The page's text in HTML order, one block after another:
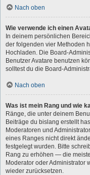
Nach oben
Wie verwende ich einen
In deinem persönlichen
der folgenden vier Methoden
Hochladen. Die Board-
Benutzer Avatare benutzen
solltest du die Board-
Nach oben
Was ist mein Rang und wie
Ränge, die unter deinem
Beiträge du bislang erstellt
Moderatoren und
eines Ranges nicht direkt
festgelegt wurden. Bitte
Rang zu erhöhen — die
Moderator oder Administrator
wieder zurücksetzen.